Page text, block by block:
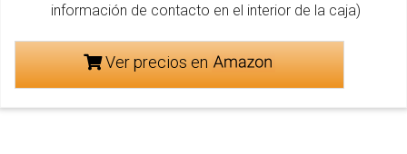
información de contacto en el interior de la caja)
Ver precios en